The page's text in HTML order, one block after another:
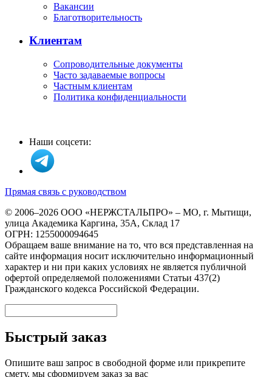
Вакансии
Благотворительность
Клиентам
Сопроводительные документы
Часто задаваемые вопросы
Частным клиентам
Политика конфиденциальности
Наши соцсети:
Прямая связь с руководством
© 2006–2026 ООО «НЕРЖСТАЛЬПРО» – МО, г. Мытищи,
улица Академика Каргина, 35А, Склад 17
ОГРН: 1255000094645
Обращаем ваше внимание на то, что вся представленная на
сайте информация носит исключительно информационный
характер и ни при каких условиях не является публичной
офертой определяемой положениями Статьи 437(2)
Гражданского кодекса Российской Федерации.
Быстрый заказ
Опишите ваш запрос в свободной форме или прикрепите
смету, мы сформируем заказ за вас